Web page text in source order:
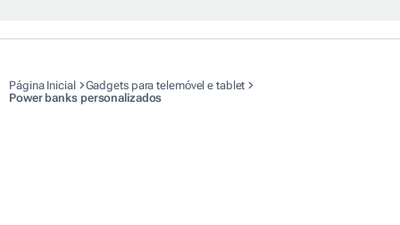
Página Inicial
Gadgets para telemóvel e tablet
Power banks personalizados